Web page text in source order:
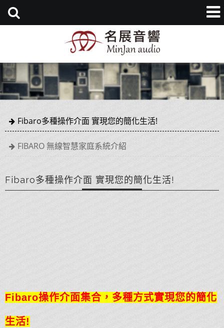
Fibaro多種操作介面 實現您的簡化生活!
FIBARO 無線智慧家庭系統介紹
Fibaro多種操作介面 實現您的簡化生活!
Fibaro操作介面集合，多種方式實現您的簡化
生活!